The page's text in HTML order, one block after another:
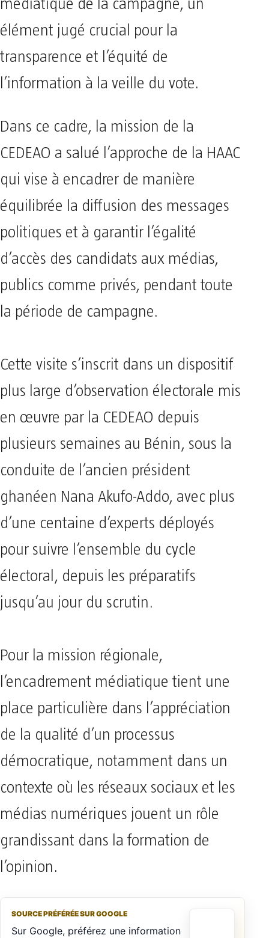
médiatique de la campagne, un
élément jugé crucial pour la
transparence et l’équité de
l’information à la veille du vote.
Dans ce cadre, la mission de la
CEDEAO a salué l’approche de la HAAC
qui vise à encadrer de manière
équilibrée la diffusion des messages
politiques et à garantir l’égalité
d’accès des candidats aux médias,
publics comme privés, pendant toute
la période de campagne.
Cette visite s’inscrit dans un dispositif
plus large d’observation électorale mis
en œuvre par la CEDEAO depuis
plusieurs semaines au Bénin, sous la
conduite de l’ancien président
ghanéen Nana Akufo-Addo, avec plus
d’une centaine d’experts déployés
pour suivre l’ensemble du cycle
électoral, depuis les préparatifs
jusqu’au jour du scrutin.
Pour la mission régionale,
l’encadrement médiatique tient une
place particulière dans l’appréciation
de la qualité d’un processus
démocratique, notamment dans un
contexte où les réseaux sociaux et les
médias numériques jouent un rôle
grandissant dans la formation de
l’opinion.
SOURCE PRÉFÉRÉE SUR GOOGLE
Sur Google, préférez une information